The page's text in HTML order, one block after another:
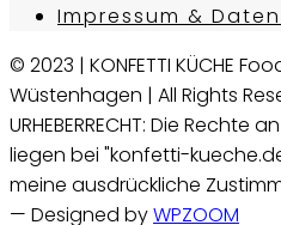
Impressum &
© 2023 | KONFETTI KÜCHE
Wüstenhagen | All Rights
URHEBERRECHT: Die Rechte
liegen bei "konfetti-
meine ausdrückliche
— Designed byWPZOOM